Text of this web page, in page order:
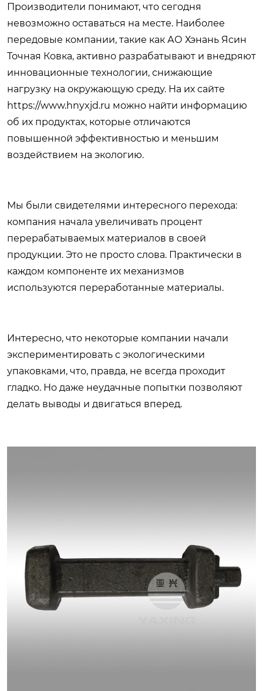
Производители понимают, что сегодня
невозможно оставаться на месте. Наиболее
передовые компании, такие как АО Хэнань Ясин
Точная Ковка, активно разрабатывают и внедряют
инновационные технологии, снижающие
нагрузку на окружающую среду. На их сайте
https://www.hnyxjd.ru можно найти информацию
об их продуктах, которые отличаются
повышенной эффективностью и меньшим
воздействием на экологию.
Мы были свидетелями интересного перехода:
компания начала увеличивать процент
перерабатываемых материалов в своей
продукции. Это не просто слова. Практически в
каждом компоненте их механизмов
используются переработанные материалы.
Интересно, что некоторые компании начали
экспериментировать с экологическими
упаковками, что, правда, не всегда проходит
гладко. Но даже неудачные попытки позволяют
делать выводы и двигаться вперед.